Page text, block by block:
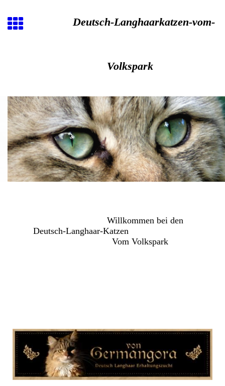
Deutsch-Langhaarkatzen-vom-
Volkspark
Willkommen bei den
Deutsch-Langhaar-Katzen
Vom Volkspark